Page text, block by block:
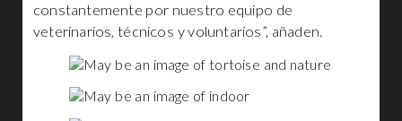
constantemente por nuestro equipo de
veterinarios, técnicos y voluntarios”, añaden.